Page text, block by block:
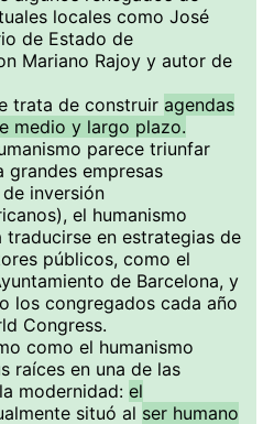
locales como José
de Estado de
Mariano Rajoy y autor de
trata de construir agendas
medio y largo plazo.
parece triunfar
grandes empresas
inversión
el humanismo
en estrategias de
públicos, como el
de Barcelona, y
los congregados cada año
Congress.
como el humanismo
raíces en una de las
modernidad: el
situó al ser humano